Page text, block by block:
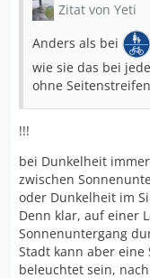
Zitat von Yeti
Anders als bei
wie sie das bei
ohne
!!!
bei Dunkelheit
zwischen
oder Dunkelheit im
Denn klar, auf einer
Sonnenuntergang
Stadt kann aber eine
beleuchtet sein,